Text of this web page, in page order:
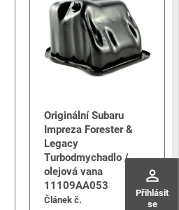
perm_identity
Přihlásit
se
Originální Subaru
Impreza Forester &
Legacy
Turbodmychadlo /
olejová vana
11109AA053
Článek č.